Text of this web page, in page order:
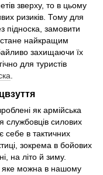
зверху, то в цьому
ризиків. Тому для
підноска, замовити
найкращим
захищаючи їх
для туристів
.
як армійська
службовців силових
себе в тактичних
зокрема в бойових
на літо й зиму.
яке можна в нашому